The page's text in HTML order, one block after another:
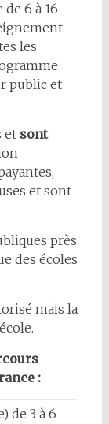
6 à 16
les
public et
et sont
et sont
près
des écoles
mais la
:
de 3 à 6